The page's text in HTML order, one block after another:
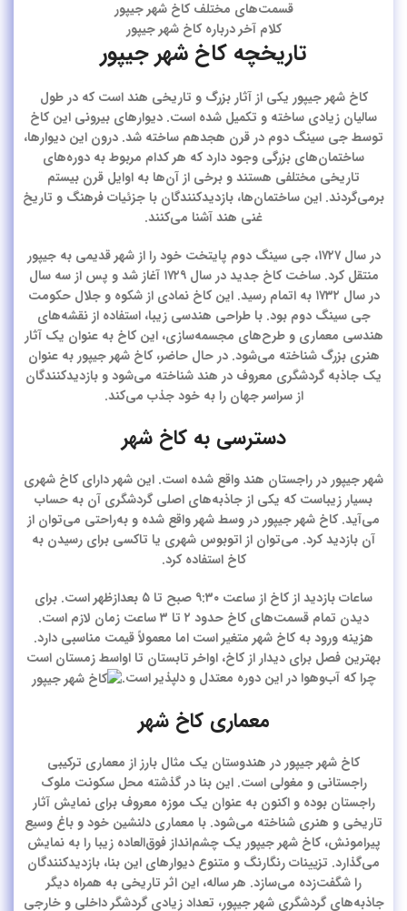
قسمت‌های مختلف کاخ شهر جیپور
کلام آخر درباره کاخ شهر جیپور
تاریخچه کاخ شهر جیپور
کاخ شهر جیپور یکی از آثار بزرگ و تاریخی هند است که در طول
سالیان زیادی ساخته و تکمیل شده است. دیوارهای بیرونی این کاخ
توسط جی سینگ دوم در قرن هجدهم ساخته شد. درون این دیوارها،
ساختمان‌های بزرگی وجود دارد که هر کدام مربوط به دوره‌های
تاریخی مختلفی هستند و برخی از آن‌ها به اوایل قرن بیستم
برمی‌گردند. این ساختمان‌ها، بازدیدکنندگان با جزئیات فرهنگ و تاریخ
غنی هند آشنا می‌کنند.
در سال ۱۷۲۷، جی سینگ دوم پایتخت خود را از شهر قدیمی به جیپور
منتقل کرد. ساخت کاخ جدید در سال ۱۷۲۹ آغاز شد و پس از سه سال
در سال ۱۷۳۲ به اتمام رسید. این کاخ نمادی از شکوه و جلال حکومت
جی سینگ دوم بود. با طراحی هندسی زیبا، استفاده از نقشه‌های
هندسی معماری و طرح‌های مجسمه‌سازی، این کاخ به عنوان یک آثار
هنری بزرگ شناخته می‌شود. در حال حاضر، کاخ شهر جیپور به عنوان
یک جاذبه گردشگری معروف در هند شناخته می‌شود و بازدیدکنندگان
از سراسر جهان را به خود جذب می‌کند.
دسترسی به کاخ شهر
شهر جیپور در راجستان هند واقع شده است. این شهر دارای کاخ شهری
بسیار زیباست که یکی از جاذبه‌های اصلی گردشگری آن به حساب
می‌آید. کاخ شهر جیپور در وسط شهر واقع شده و به‌راحتی می‌توان از
آن بازدید کرد. می‌توان از اتوبوس شهری یا تاکسی برای رسیدن به
کاخ استفاده کرد.
ساعات بازدید از کاخ از ساعت ۹:۳۰ صبح تا ۵ بعدازظهر است. برای
دیدن تمام قسمت‌های کاخ حدود ۲ تا ۳ ساعت زمان لازم است.
هزینه ورود به کاخ شهر متغیر است اما معمولاً قیمت مناسبی دارد.
بهترین فصل برای دیدار از کاخ، اواخر تابستان تا اواسط زمستان است
چرا که آب‌وهوا در این دوره معتدل و دلپذیر است.
معماری کاخ شهر
کاخ شهر جیپور در هندوستان یک مثال بارز از معماری ترکیبی
راجستانی و مغولی است. این بنا در گذشته محل سکونت ملوک
راجستان بوده و اکنون به عنوان یک موزه معروف برای نمایش آثار
تاریخی و هنری شناخته می‌شود. با معماری دلنشین خود و باغ وسیع
پیرامونش، کاخ شهر جیپور یک چشم‌انداز فوق‌العاده زیبا را به نمایش
می‌گذارد. تزیینات رنگارنگ و متنوع دیوارهای این بنا، بازدیدکنندگان
را شگفت‌زده می‌سازد. هر ساله، این اثر تاریخی به همراه دیگر
جاذبه‌های گردشگری شهر جیپور، تعداد زیادی گردشگر داخلی و خارجی